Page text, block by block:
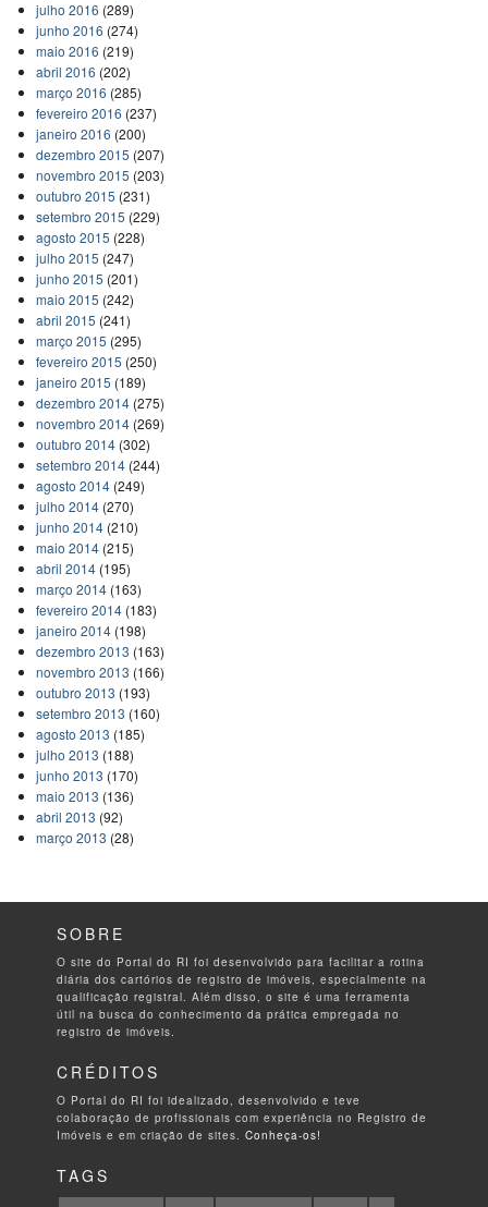
julho 2016 (289)
junho 2016 (274)
maio 2016 (219)
abril 2016 (202)
março 2016 (285)
fevereiro 2016 (237)
janeiro 2016 (200)
dezembro 2015 (207)
novembro 2015 (203)
outubro 2015 (231)
setembro 2015 (229)
agosto 2015 (228)
julho 2015 (247)
junho 2015 (201)
maio 2015 (242)
abril 2015 (241)
março 2015 (295)
fevereiro 2015 (250)
janeiro 2015 (189)
dezembro 2014(275)
novembro 2014(269)
outubro 2014(302)
setembro 2014(244)
agosto 2014(249)
julho 2014(270)
junho 2014(210)
maio 2014(215)
abril 2014(195)
março 2014(163)
fevereiro 2014(183)
janeiro 2014(198)
dezembro 2013 (163)
novembro 2013 (166)
outubro 2013 (193)
setembro 2013 (160)
agosto 2013 (185)
julho 2013 (188)
junho 2013 (170)
maio 2013 (136)
abril 2013 (92)
março 2013 (28)
SOBRE
O site do Portal do RI foi desenvolvido para facilitar a rotina
diária dos cartórios de registro de imóveis, especialmente na
qualificação registral. Além disso, o site é uma ferramenta
útil na busca do conhecimento da prática empregada no
registro de imóveis.
CRÉDITOS
O Portal do RI foi idealizado, desenvolvido e teve
colaboração de profissionais com experiência no Registro de
Imóveis e em criação de sites.Conheça-os!
TAGS